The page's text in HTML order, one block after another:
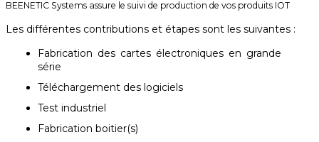
BEENETIC Systems assure le suivi de production de vos produits IOT
Les différentes contributions et étapes sont les suivantes :
Fabrication des cartes électroniques en grande
série
Téléchargement des logiciels
Test industriel
Fabrication boitier(s)